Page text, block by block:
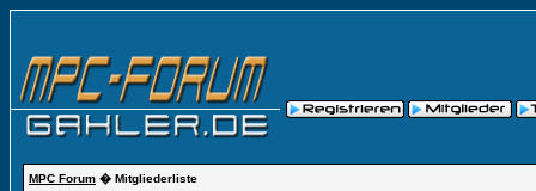
MPC Forum � Mitgliederliste